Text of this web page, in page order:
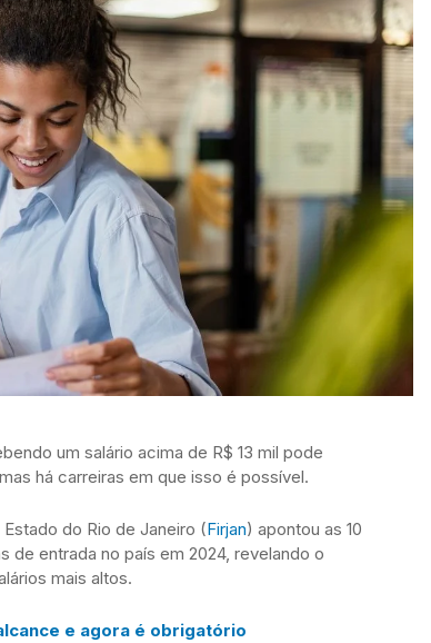
um salário acima de R$ 13 mil pode
há carreiras em que isso é possível.
do Rio de Janeiro (Firjan) apontou as 10
entrada no país em 2024, revelando o
mais altos.
e agora é obrigatório